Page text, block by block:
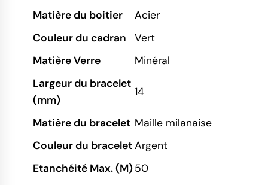
Matière du boitier
Acier
Couleur du cadran
Vert
Matière Verre
Minéral
Largeur du bracelet
(mm)
14
Matière du bracelet Maille milanaise
Couleur du braceletArgent
Etanchéité Max. (M)50